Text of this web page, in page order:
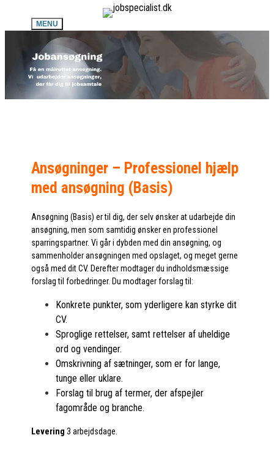
MENU
Ansøgninger – Professionel hjælp
med ansøgning (Basis)
Ansøgning (Basis) er til dig, der selv ønsker at udarbejde din
ansøgning, men som samtidig ønsker en professionel
sparringspartner. Vi går i dybden med din ansøgning, og
sammenholder ansøgningen med opslaget, og meget gerne
også med dit CV. Derefter modtager du indholdsmæssige
forslag til forbedringer. Du modtager forslag til:
Konkrete punkter, som yderligere kan styrke dit
CV.
Sproglige rettelser, samt rettelser af uheldige
ord og vendinger.
Omskrivning af sætninger, som er for lange,
tunge eller uklare.
Forslag til brug af termer, der afspejler
fagområde og branche.
Levering 3 arbejdsdage.